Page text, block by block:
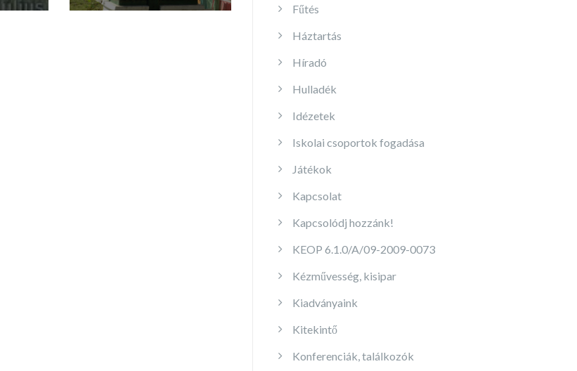
Fűtés
Háztartás
Híradó
Hulladék
Idézetek
Iskolai csoportok fogadása
Játékok
Kapcsolat
Kapcsolódj hozzánk!
KEOP 6.1.0/A/09-2009-0073
Kézművesség, kisipar
Kiadványaink
Kitekintő
Konferenciák, találkozók